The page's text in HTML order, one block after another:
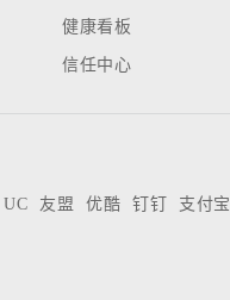
健康看板
信任中心
UC 友盟 优酷 钉钉 支付宝